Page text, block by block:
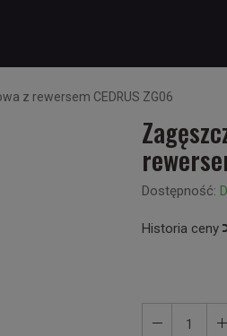
z rewersem CEDRUS ZG06
Dostępność:
Historia ceny